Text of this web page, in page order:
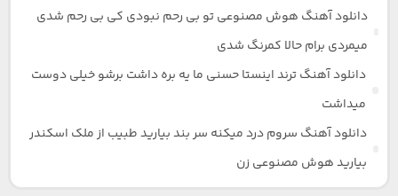
دانلود آهنگ هوش مصنوعی تو بی رحم نبودی کی بی رحم شدی
میمردی برام حالا کمرنگ شدی
دانلود آهنگ ترند اینستا حسنی ما یه بره داشت برشو خیلی دوست
میداشت
دانلود آهنگ سروم درد میکنه سر بند بیارید طبیب از ملک اسکندر
بیارید هوش مصنوعی زن